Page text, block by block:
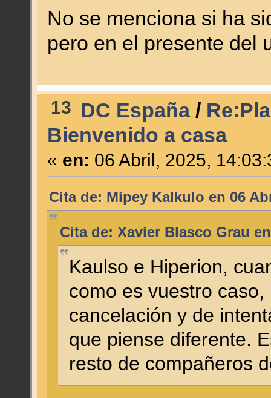
No se menciona si ha
pero en el presente del
13 DC España/
Bienvenido a casa
« en: 06 Abril, 2025,
Cita de: Mipey Kalkulo en 06
Cita de: Xavier Blasco Grau
Kaulso e Hiperion,
como es vuestro
cancelación y de
que piense diferente.
resto de compañeros